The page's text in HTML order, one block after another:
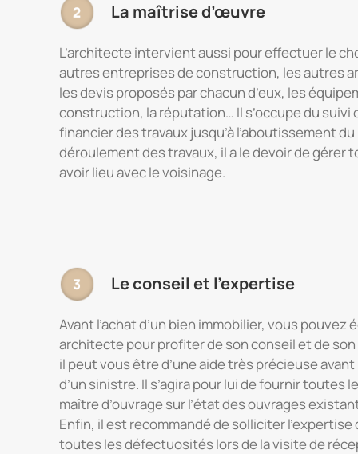
La maîtrise d’œuvre
L’architecte intervient aussi pour effectuer le
autres entreprises de construction, les autres
les devis proposés par chacun d’eux, les
construction, la réputation… Il s’occupe du suivi
financier des travaux jusqu’à l’aboutissement
déroulement des travaux, il a le devoir de gérer
avoir lieu avec le voisinage.
Le conseil et l’expertise
Avant l’achat d’un bien immobilier, vous pouvez
architecte pour profiter de son conseil et de
il peut vous être d’une aide très précieuse
d’un sinistre. Il s’agira pour lui de fournir toutes
maître d’ouvrage sur l’état des ouvrages
Enfin, il est recommandé de solliciter
toutes les défectuosités lors de la visite de